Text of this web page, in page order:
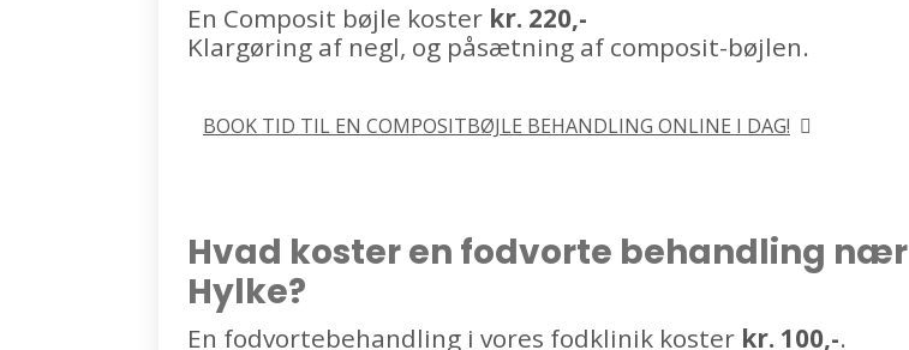
En Composit bøjle koster kr. 220,-
Klargøring af negl, og påsætning af composit-bøjlen.
BOOK TID TIL EN COMPOSITBØJLE BEHANDLING ONLINE I DAG!
Hvad koster en fodvorte behandling nær
Hylke?
En fodvortebehandling i vores fodklinik koster kr. 100,-.